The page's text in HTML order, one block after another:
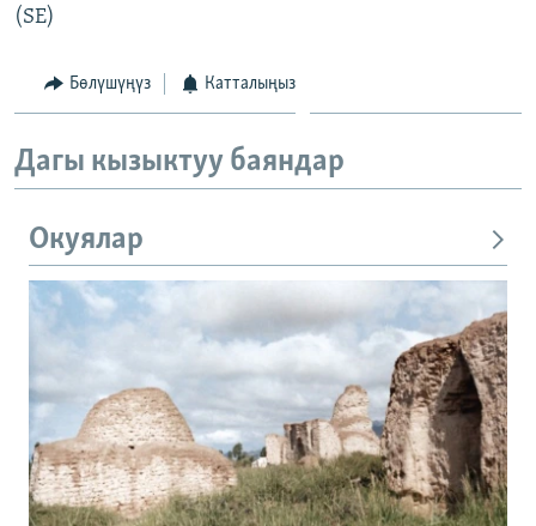
(SE)
Бөлүшүңүз Катталыңыз
Дагы кызыктуу баяндар
Окуялар